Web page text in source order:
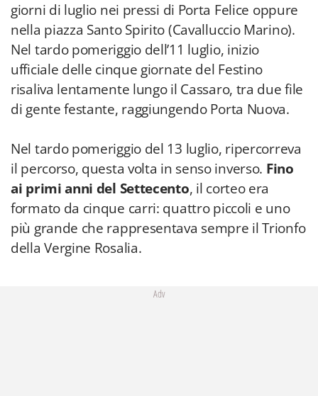
giorni di luglio nei pressi di Porta Felice oppure
nella piazza Santo Spirito (Cavalluccio Marino).
Nel tardo pomeriggio dell’11 luglio, inizio
ufficiale delle cinque giornate del Festino
risaliva lentamente lungo il Cassaro, tra due file
di gente festante, raggiungendo Porta Nuova.
Nel tardo pomeriggio del 13 luglio, ripercorreva
il percorso, questa volta in senso inverso. Fino
ai primi anni del Settecento, il corteo era
formato da cinque carri: quattro piccoli e uno
più grande che rappresentava sempre il Trionfo
della Vergine Rosalia.
Adv